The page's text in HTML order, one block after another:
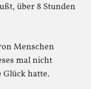
über 8 Stunden
Menschen
mal nicht
hatte.